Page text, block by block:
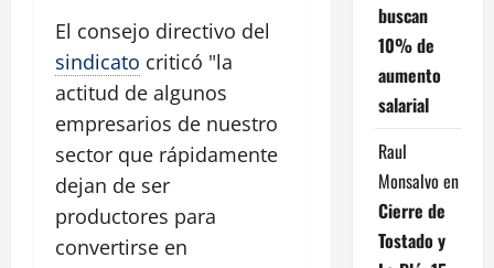
El consejo directivo del
sindicato criticó "la
actitud de algunos
empresarios de nuestro
sector que rápidamente
dejan de ser
productores para
convertirse en
buscan
10% de
aumento
salarial
Raul
Monsalvo en
Cierre de
Tostado y